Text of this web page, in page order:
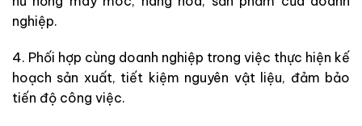
nghiệp.
4. Phối hợp cùng doanh nghiệp trong việc thực hiện kế
hoạch sản xuất, tiết kiệm nguyên vật liệu, đảm bảo
tiến độ công việc.